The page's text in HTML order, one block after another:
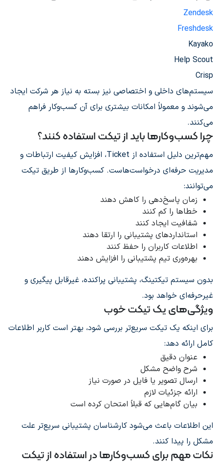
Zendesk
Freshdesk
Kayako
Help Scout
Crisp
سیستم‌های داخلی و اختصاصی نیز بسته به نیاز هر شرکت ایجاد
می‌شوند و معمولاً امکانات بیشتری برای آن کسب‌وکار فراهم
می‌کنند.
چرا کسب‌وکارها باید از تیکت استفاده کنند؟
مهم‌ترین دلیل استفاده از Ticket، افزایش کیفیت ارتباطات و
مدیریت حرفه‌ای درخواست‌هاست. کسب‌وکارها از طریق تیکت
می‌توانند:
زمان پاسخ‌دهی را کاهش دهند
خطاها را کم کنند
شفافیت ایجاد کنند
استانداردهای پشتیبانی را ارتقا دهند
اطلاعات کاربران را حفظ کنند
بهره‌وری تیم پشتیبانی را افزایش دهند
بدون سیستم تیکتینگ، پشتیبانی پراکنده، غیرقابل پیگیری و
غیرحرفه‌ای خواهد بود.
ویژگی‌های یک تیکت خوب
برای اینکه یک تیکت سریع‌تر بررسی شود، بهتر است کاربر اطلاعات
کامل ارائه دهد:
عنوان دقیق
شرح واضح مشکل
ارسال تصویر یا فایل در صورت نیاز
ارائه جزئیات لازم
بیان گام‌هایی که قبلاً امتحان کرده است
این اطلاعات باعث می‌شود کارشناسان پشتیبانی سریع‌تر علت
مشکل را پیدا کنند.
نکات مهم برای کسب‌وکارها در استفاده از تیکت